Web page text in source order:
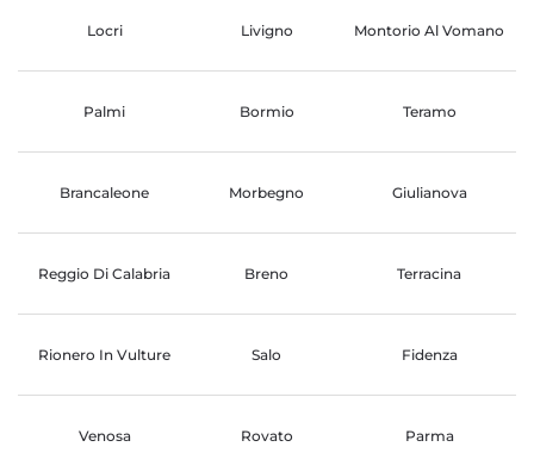
Locri Livigno Montorio Al Vomano
Palmi Bormio Teramo
Brancaleone Morbegno Giulianova
Reggio Di Calabria Breno Terracina
Rionero In Vulture Salo Fidenza
Venosa Rovato Parma